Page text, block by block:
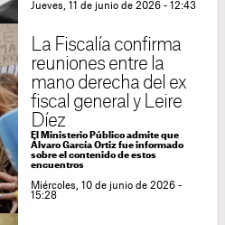
Jueves, 11 de junio de 2026 - 12:43
La Fiscalía confirma
reuniones entre la
mano derecha del ex
fiscal general y Leire
Díez
El Ministerio Público admite que
Álvaro García Ortiz fue informado
sobre el contenido de estos
encuentros
Miércoles, 10 de junio de 2026 -
15:28